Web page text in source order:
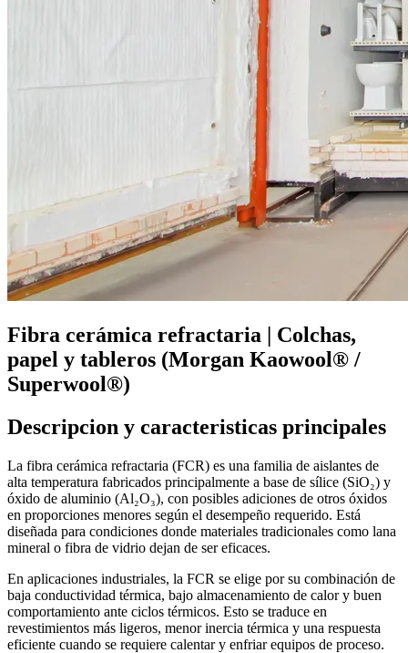
Fibra cerámica refractaria | Colchas,
papel y tableros (Morgan Kaowool® /
Superwool®)
Descripcion y caracteristicas principales
La fibra cerámica refractaria (FCR) es una familia de aislantes de
alta temperatura fabricados principalmente a base de sílice (SiO₂) y
óxido de aluminio (Al₂O₃), con posibles adiciones de otros óxidos
en proporciones menores según el desempeño requerido. Está
diseñada para condiciones donde materiales tradicionales como lana
mineral o fibra de vidrio dejan de ser eficaces.
En aplicaciones industriales, la FCR se elige por su combinación de
baja conductividad térmica, bajo almacenamiento de calor y buen
comportamiento ante ciclos térmicos. Esto se traduce en
revestimientos más ligeros, menor inercia térmica y una respuesta
eficiente cuando se requiere calentar y enfriar equipos de proceso.